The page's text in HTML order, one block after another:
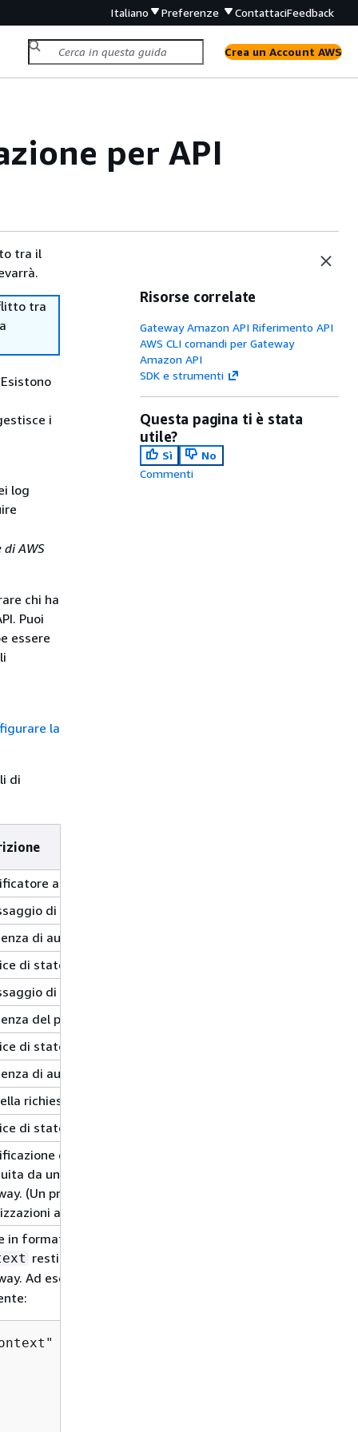
Italiano Preferenze ContattaciFeedback
Crea un Account AWS
per API
tra il
tra
i
log
di AWS
chi ha
Puoi
essere
la
di
assegnato da API Gateway all'API.
di errore di autorizzazione.
di autorizzazione in ms.
di stato restituito da un tentativo di autorizzazione.
di errore restituito da un'autorizzazione.
del provider di autorizzazioni Lambda in ms.
di stato restituito da un'autorizzazione Lambda.
di autorizzazione in ms.
richiesta dell' AWS endpoint.
di stato restituito da un'autorizzazione.
dell'utente principale associata al token inviato
da una funzione Lambda del provider di autorizzazioni
(Un provider di autorizzazioni Lambda in precedenza
ad hoc).
in formato stringa della coppia chiave/valore specificata
restituita da una funzione delle autorizzazioni Lambda
Ad esempio, se le autorizzazioni restituiscono la mappa
:
Risorse correlate
Gateway Amazon API Riferimento API
AWS CLI comandi per Gateway
Amazon API
SDK e strumenti
Questa pagina ti è stata
utile?
Sì
No
Commenti